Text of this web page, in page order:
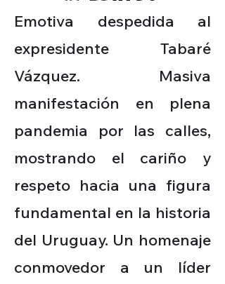
Emotiva despedida al
expresidente Tabaré
Vázquez. Masiva
manifestación en plena
pandemia por las calles,
mostrando el cariño y
respeto hacia una figura
fundamental en la historia
del Uruguay. Un homenaje
conmovedor a un líder